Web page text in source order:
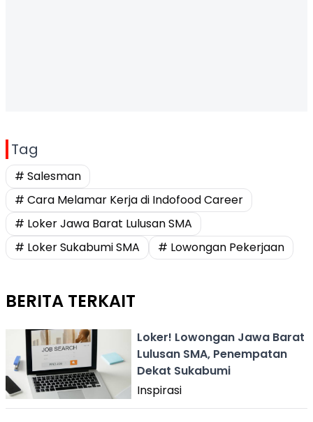
Tag
# Salesman
# Cara Melamar Kerja di Indofood Career
# Loker Jawa Barat Lulusan SMA
# Loker Sukabumi SMA
# Lowongan Pekerjaan
BERITA TERKAIT
Loker! Lowongan Jawa Barat
Lulusan SMA, Penempatan
Dekat Sukabumi
Inspirasi